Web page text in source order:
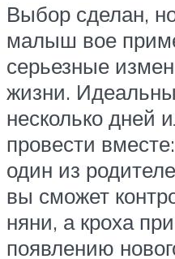
Выбор сделан,
малыш вое
серьезные
жизни.
несколько дней
провести
один из
вы сможет
няни, а кроха
появлению